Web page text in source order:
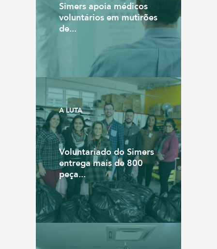
Simers apoia médicos
voluntários em mutirões
de...
A LUTA
Voluntariado do Simers
entrega mais de 800
peça...